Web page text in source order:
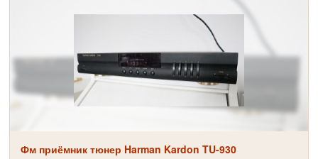
Фм приёмник тюнер Harman Kardon TU-930